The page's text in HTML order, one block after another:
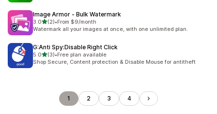
Image Armor ‑ Bulk Watermark
3.05つ星中
(2)
合計レビュー数：2件
•From $9/month
Watermark all your images at once, with one unlimited plan.
G:Anti Spy:Disable Right Click
5.05つ星中
(3)
合計レビュー数：3件
•Free plan available
Shop Secure, Content protection & Disable Mouse for antitheft
1 2 3 4